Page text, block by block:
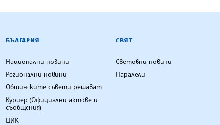
БЪЛГАРСКА ТЕЛЕГРАФНА АГЕНЦИЯ
БЪЛГАРИЯ
Национални новини
Регионални новини
Общинските съвети решават
Куриер (Официални актове и
съобщения)
ЦИК
СВЯТ
Световни новини
Паралели